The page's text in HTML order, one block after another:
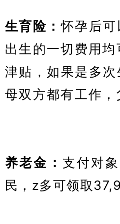
生育险：怀孕后
出生的一切费用
津贴，如果是多
母双方都有工作
养老金： 支付对
民，z多可领取